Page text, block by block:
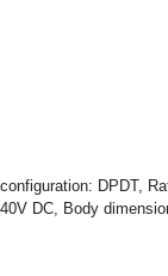
DPDT,
DC, Body